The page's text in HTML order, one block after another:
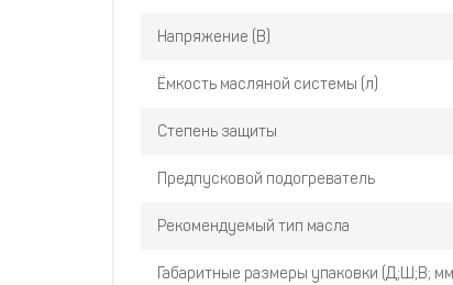
топлива в баке
внутренних деталей и узлов
Многофункциональный дисплей
напряжение, частоту и наработку
Напряжение (В)
Ёмкость масляной системы (л)
Степень защиты
Предпусковой подогреватель
Рекомендуемый тип масла
Габаритные размеры упаковки (Д;Ш;В;